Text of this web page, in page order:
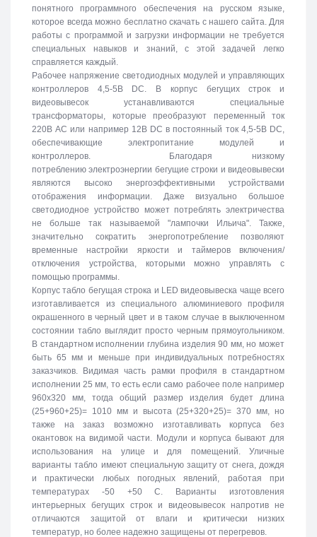
понятного программного обеспечения на русском языке,
которое всегда можно бесплатно скачать с нашего сайта. Для
работы с программой и загрузки информации не требуется
специальных навыков и знаний, с этой задачей легко
справляется каждый.
Рабочее напряжение светодиодных модулей и управляющих
контроллеров 4,5-5В DC. В корпус бегущих строк и
видеовывесок устанавливаются специальные
трансформаторы, которые преобразуют переменный ток
220В АС или например 12В DC в постоянный ток 4,5-5В DC,
обеспечивающие электропитание модулей и
контроллеров. Благодаря низкому
потреблению электроэнергии бегущие строки и видеовывески
являются высоко энергоэффективными устройствами
отображения информации. Даже визуально большое
светодиодное устройство может потреблять электричества
не больше так называемой "лампочки Ильича". Также,
значительно сократить энергопотребление позволяют
временные настройки яркости и таймеров включения/
отключения устройства, которыми можно управлять с
помощью программы.
Корпус табло бегущая строка и LED видеовывеска чаще всего
изготавливается из специального алюминиевого профиля
окрашенного в черный цвет и в таком случае в выключенном
состоянии табло выглядит просто черным прямоугольником.
В стандартном исполнении глубина изделия 90 мм, но может
быть 65 мм и меньше при индивидуальных потребностях
заказчиков. Видимая часть рамки профиля в стандартном
исполнении 25 мм, то есть если само рабочее поле например
960х320 мм, тогда общий размер изделия будет длина
(25+960+25)= 1010 мм и высота (25+320+25)= 370 мм, но
также на заказ возможно изготавливать корпуса без
окантовок на видимой части. Модули и корпуса бывают для
использования на улице и для помещений. Уличные
варианты табло имеют специальную защиту от снега, дождя
и практически любых погодных явлений, работая при
температурах -50 +50 C. Варианты изготовления
интерьерных бегущих строк и видеовывесок напротив не
отличаются защитой от влаги и критически низких
температур, но более надежно защищены от перегревов.